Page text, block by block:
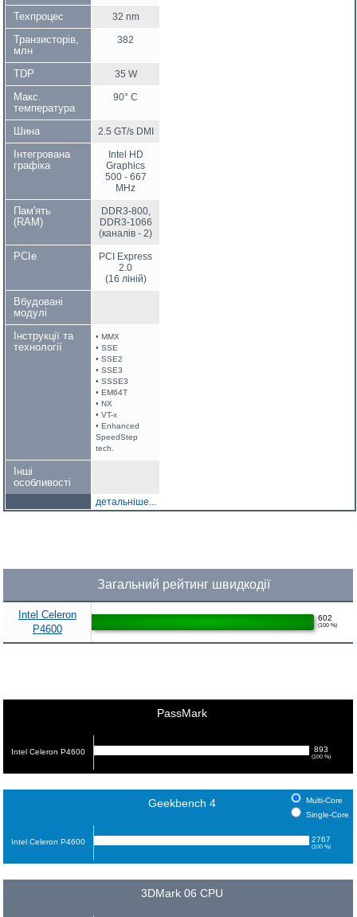
Техпроцес 32 nm
Транзисторів,
млн
382
TDP 35 W
Макс.
температура
90° C
Шина 2.5 GT/s DMI
Інтегрована
графіка
Intel HD
Graphics
500 - 667
MHz
Пам'ять
(RAM)
DDR3-800,
DDR3-1066
(каналів - 2)
PCIe
PCI Express
2.0
(16 ліній)
Вбудовані
модулі
Інструкції та
технології
• MMX
• SSE
• SSE2
• SSE3
• SSSE3
• EM64T
• NX
• VT-x
• Enhanced
SpeedStep
tech.
Інші
особливості
детальніше...
Загальний рейтинг швидкодії
Intel Celeron
P4600
602
(100 %)
PassMark
Intel Celeron P4600 893
(100 %)
Geekbench 4
Multi-Core
Single-Core
Intel Celeron P4600 2767
(100 %)
3DMark 06 CPU